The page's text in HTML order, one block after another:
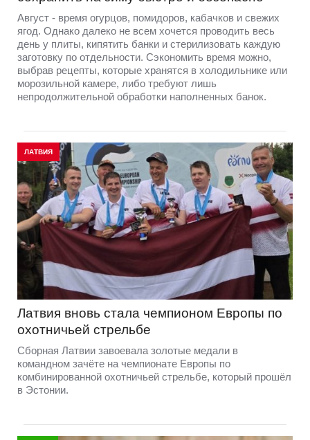
Август - время огурцов, помидоров, кабачков и свежих
ягод. Однако далеко не всем хочется проводить весь
день у плиты, кипятить банки и стерилизовать каждую
заготовку по отдельности. Сэкономить время можно,
выбрав рецепты, которые хранятся в холодильнике или
морозильной камере, либо требуют лишь
непродолжительной обработки наполненных банок.
ЛАТВИЯ
Латвия вновь стала чемпионом Европы по
охотничьей стрельбе
Сборная Латвии завоевала золотые медали в
командном зачёте на чемпионате Европы по
комбинированной охотничьей стрельбе, который прошёл
в Эстонии.